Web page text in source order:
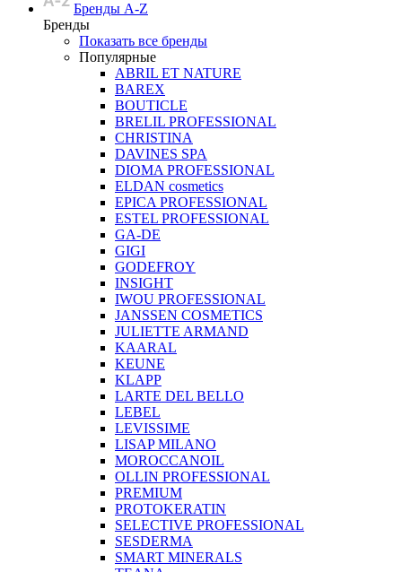
Бренды A-Z
Бренды
Показать все бренды
Популярные
ABRIL ET NATURE
BAREX
BOUTICLE
BRELIL PROFESSIONAL
CHRISTINA
DAVINES SPA
DIOMA PROFESSIONAL
ELDAN cosmetics
EPICA PROFESSIONAL
ESTEL PROFESSIONAL
GA-DE
GIGI
GODEFROY
INSIGHT
IWOU PROFESSIONAL
JANSSEN COSMETICS
JULIETTE ARMAND
KAARAL
KEUNE
KLAPP
LARTE DEL BELLO
LEBEL
LEVISSIME
LISAP MILANO
MOROCCANOIL
OLLIN PROFESSIONAL
PREMIUM
PROTOKERATIN
SELECTIVE PROFESSIONAL
SESDERMA
SMART MINERALS